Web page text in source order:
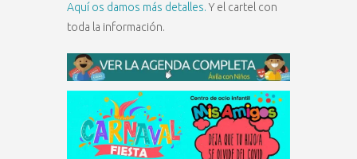
Aquí os damos más detalles. Y el cartel con
toda la información.